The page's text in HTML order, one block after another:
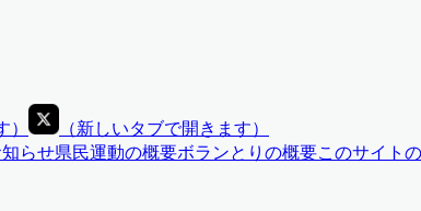
） （新しいタブで開きます）
らせ県民運動の概要ボランとりの概要このサイト